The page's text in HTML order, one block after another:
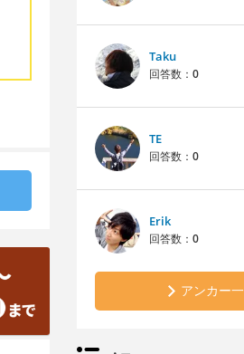
Taku
回答数： 0
TE
回答数： 0
Erik
回答数： 0
アンカー